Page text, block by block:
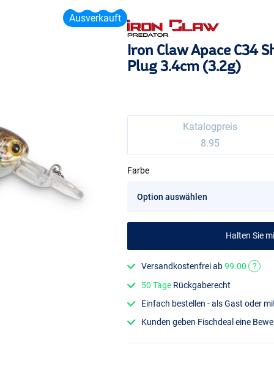
Ausverkauft
Iron Claw Apace C34
Plug 3.4cm (3.2g)
Katalogpreis
8.95
Farbe
Halten Sie
Versandkostenfrei ab99.00
?
50 Tage Rückgaberecht
Einfach bestellen - als Gast oder
Kunden geben Fischdeal eine